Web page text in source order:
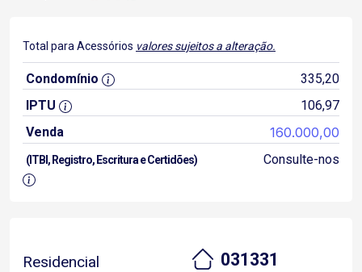
Total para Acessórios valores sujeitos a alteração.
Condomínio
335,20
IPTU
106,97
Venda
160.000,00
(ITBI, Registro, Escritura e Certidões) Consulte-nos
Residencial 031331